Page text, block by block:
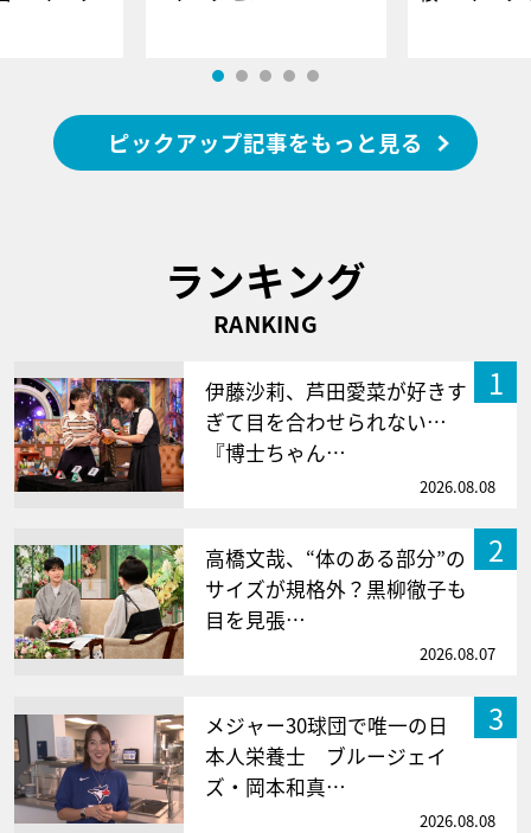
ピックアップ記事をもっと見る
ランキング
RANKING
1
伊藤沙莉、芦田愛菜が好きす
ぎて目を合わせられない…
『博士ちゃん…
2026.08.08
2
高橋文哉、“体のある部分”の
サイズが規格外？黒柳徹子も
目を見張…
2026.08.07
3
メジャー30球団で唯一の日
本人栄養士 ブルージェイ
ズ・岡本和真…
2026.08.08